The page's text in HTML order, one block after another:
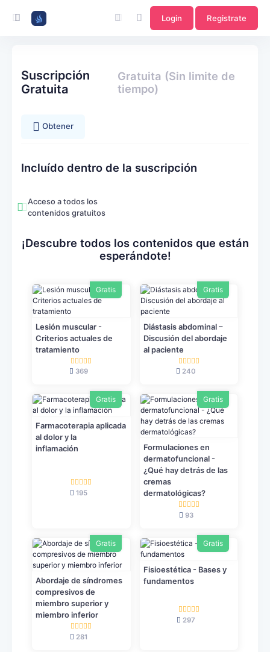
Login Registrate
Suscripción
Gratuita
Gratuita (Sin limite de
tiempo)
Obtener
Incluído dentro de la suscripción
Acceso a todos los
contenidos gratuitos
¡Descubre todos los contenidos que están
esperándote!
Gratis
Lesión muscular -
Criterios actuales de
tratamiento
369
Gratis
Diástasis abdominal –
Discusión del abordaje
al paciente
240
Gratis
Farmacoterapia aplicada
al dolor y la
inflamación
195
Gratis
Formulaciones en
dermatofuncional -
¿Qué hay detrás de las
cremas
dermatológicas?
93
Gratis
Abordaje de síndromes
compresivos de
miembro superior y
miembro inferior
281
Gratis
Fisioestética - Bases y
fundamentos
297